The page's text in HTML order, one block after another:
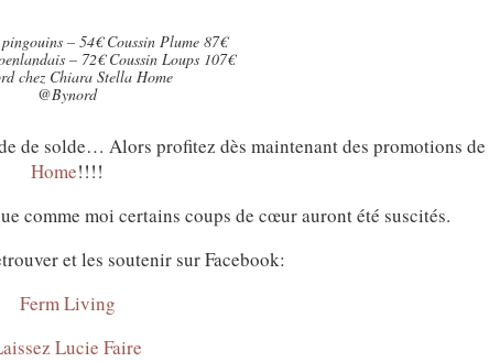
pingouins – 54€ Coussin Plume 87€
– 72€ Coussin Loups 107€
chez Chiara Stella Home
@Bynord
de solde… Alors profitez dès maintenant des promotions de
Home!!!!
comme moi certains coups de cœur auront été suscités.
et les soutenir sur Facebook:
Ferm Living
Lucie Faire